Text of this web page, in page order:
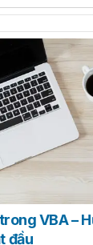
VBA –
đầu